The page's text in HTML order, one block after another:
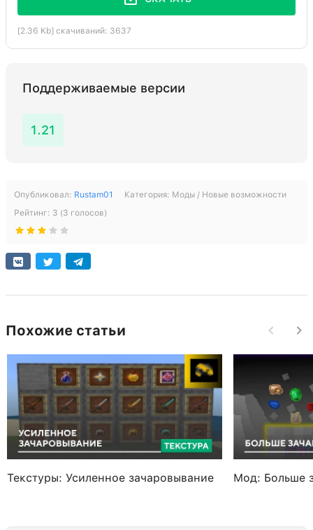
[2.36 Kb] скачиваний: 3637
Поддерживаемые версии
1.21
Опубликовал: Rustam01 Категория: Моды / Новые возможности
Рейтинг: 3 (3 голосов)
Похожие статьи
Текстуры: Усиленное зачаровывание Мод: Больше